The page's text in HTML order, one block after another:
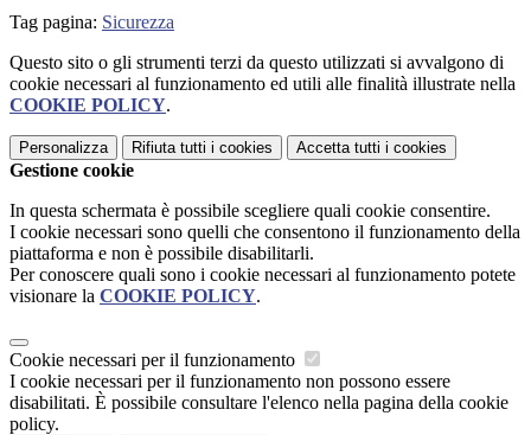
Tag pagina: Sicurezza
Questo sito o gli strumenti terzi da questo utilizzati si avvalgono di
cookie necessari al funzionamento ed utili alle finalità illustrate nella
COOKIE POLICY.
Personalizza Rifiuta tutti i cookies Accetta tutti i cookies
Gestione cookie
In questa schermata è possibile scegliere quali cookie consentire.
I cookie necessari sono quelli che consentono il funzionamento della
piattaforma e non è possibile disabilitarli.
Per conoscere quali sono i cookie necessari al funzionamento potete
visionare la COOKIE POLICY.
Cookie necessari per il funzionamento
I cookie necessari per il funzionamento non possono essere
disabilitati. È possibile consultare l'elenco nella pagina della cookie
policy.